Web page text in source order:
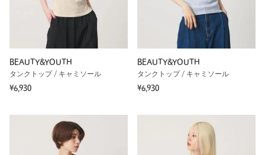
BEAUTY&YOUTH
タンクトップ / キャミソール
¥6,930
BEAUTY&YOUTH
タンクトップ / キャミソール
¥6,930